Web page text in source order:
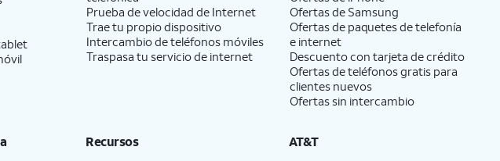
Prueba de velocidad de Internet
Trae tu propio dispositivo
Intercambio de teléfonos móviles
Traspasa tu servicio de internet
Ofertas de Samsung
Ofertas de paquetes de telefonía
e internet
Descuento con tarjeta de crédito
Ofertas de teléfonos gratis para
clientes nuevos
Ofertas sin intercambio
Recursos AT&T